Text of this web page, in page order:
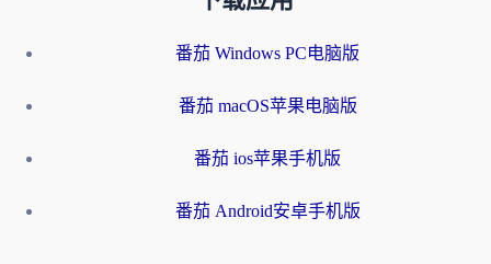
番茄 Windows PC电脑版
番茄 macOS苹果电脑版
番茄 ios苹果手机版
番茄 Android安卓手机版